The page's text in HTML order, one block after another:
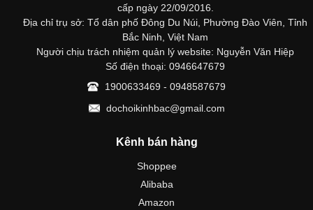
cấp ngày 22/09/2016.
Địa chỉ trụ sở: Tổ dân phố Đông Du Núi, Phường Đào Viên, Tỉnh
Bắc Ninh, Việt Nam
Người chịu trách nhiệm quản lý website: Nguyễn Văn Hiệp
Số điện thoại: 0946647679
1900633469 - 0948587679
dochoikinhbac@gmail.com
Kênh bán hàng
Shoppee
Alibaba
Amazon